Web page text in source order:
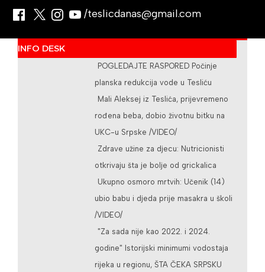
/teslicdanas@gmail.com
INFO DESK
POGLEDAJTE RASPORED Počinje
planska redukcija vode u Tesliću
Mali Aleksej iz Teslića, prijevremeno
rođena beba, dobio životnu bitku na
UKC-u Srpske /VIDEO/
Zdrave užine za djecu: Nutricionisti
otkrivaju šta je bolje od grickalica
Ukupno osmoro mrtvih: Učenik (14)
ubio babu i djeda prije masakra u školi
/VIDEO/
"Za sada nije kao 2022. i 2024.
godine" Istorijski minimumi vodostaja
rijeka u regionu, ŠTA ČEKA SRPSKU